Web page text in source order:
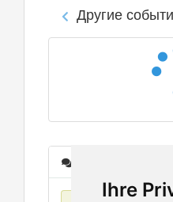
Ihre
Другие